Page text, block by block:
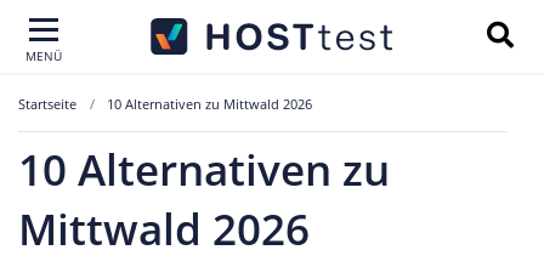
MENÜ
Startseite 10 Alternativen zu Mittwald 2026
10 Alternativen zu
Mittwald 2026